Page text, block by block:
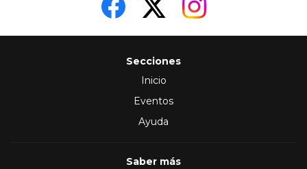
Secciones
Inicio
Eventos
Ayuda
Saber más